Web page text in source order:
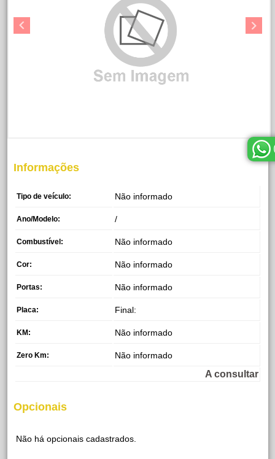
Informações
Tipo de veículo: Não informado
Ano/Modelo: /
Combustível: Não informado
Cor: Não informado
Portas: Não informado
Placa: Final:
KM: Não informado
Zero Km: Não informado
A consultar
Opcionais
Não há opcionais cadastrados.